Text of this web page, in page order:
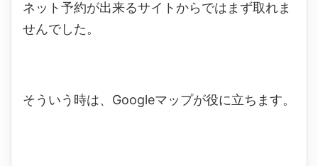
ネット予約が出来るサイトからではまず取れま
せんでした。
そういう時は、Googleマップが役に立ちます。